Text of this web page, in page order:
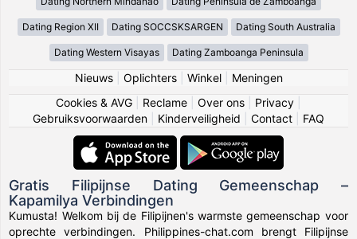
Dating Region XII Dating SOCCSKSARGEN Dating South Australia
Dating Western Visayas Dating Zamboanga Peninsula
Nieuws| Oplichters| Winkel| Meningen
Cookies & AVG
Reclame Over ons Privacy
Gebruiksvoorwaarden
Kinderveiligheid Contact FAQ
Gratis Filipijnse Dating Gemeenschap –
Kapamilya Verbindingen
Kumusta! Welkom bij de Filipijnen's warmste gemeenschap voor
oprechte verbindingen. Philippines-chat.com brengt Filipijnse